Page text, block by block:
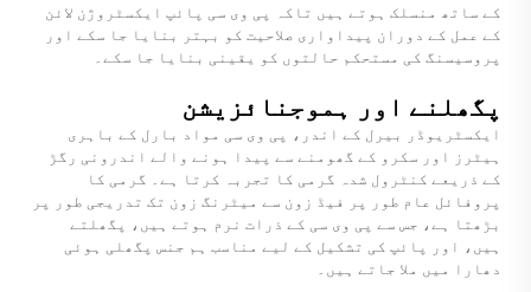
کے ساتھ منسلک ہوتے ہیں تاکہ پی وی سی پائپ ایکسٹروژن لائن
کے عمل کے دوران پیداواری صلاحیت کو بہتر بنایا جا سکے اور
پروسیسنگ کی مستحکم حالتوں کو یقینی بنایا جا سکے۔
پگھلنے اور ہموجنائزیشن
ایکسٹریوڈر بیرل کے اندر، پی وی سی مواد بارل کے باہری
ہیٹرز اور سکرو کے گھومنے سے پیدا ہونے والے اندرونی رگڑ
کے ذریعے کنٹرول شدہ گرمی کا تجربہ کرتا ہے۔ گرمی کا
پروفائل عام طور پر فیڈ زون سے میٹرنگ زون تک تدریجی طور پر
بڑھتا ہے، جس سے پی وی سی کے ذرات نرم ہوتے ہیں، پگھلتے
ہیں، اور پائپ کی تشکیل کے لیے مناسب ہم جنس پگھلی ہوئی
دھارا میں ملا جاتے ہیں۔